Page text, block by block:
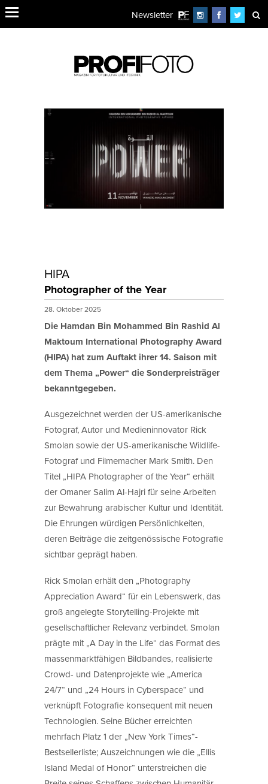
Newsletter
HIPA
Photographer of the Year
28. Oktober 2025
Die Hamdan Bin Mohammed Bin Rashid Al
Maktoum International Photography Award
(HIPA) hat zum Auftakt ihrer 14. Saison mit
dem Thema „Power“ die Sonderpreisträger
bekanntgegeben.
Ausgezeichnet werden der US-amerikanische
Fotograf, Autor und Medieninnovator Rick
Smolan sowie der US-amerikanische Wildlife-
Fotograf und Filmemacher Mark Smith. Den
Titel „HIPA Photographer of the Year“ erhält
der Omaner Salim Al-Hajri für seine Arbeiten
zur Bewahrung arabischer Kultur und Identität.
Die Ehrungen würdigen Persönlichkeiten,
deren Beiträge die zeitgenössische Fotografie
sichtbar geprägt haben.
Rick Smolan erhält den „Photography
Appreciation Award“ für ein Lebenswerk, das
groß angelegte Storytelling-Projekte mit
gesellschaftlicher Relevanz verbindet. Smolan
prägte mit „A Day in the Life“ das Format des
massenmarktfähigen Bildbandes, realisierte
Crowd- und Datenprojekte wie „America
24/7“ und „24 Hours in Cyberspace“ und
verknüpft Fotografie konsequent mit neuen
Technologien. Seine Bücher erreichten
mehrfach Platz 1 der „New York Times“-
Bestsellerliste; Auszeichnungen wie die „Ellis
Island Medal of Honor“ unterstreichen die